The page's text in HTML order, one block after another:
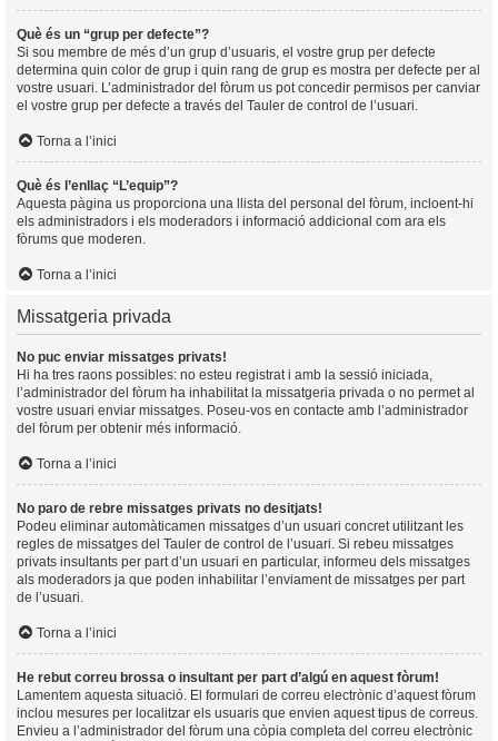
Què és un “grup per defecte”?
Si sou membre de més d’un grup d’usuaris, el vostre grup per defecte
determina quin color de grup i quin rang de grup es mostra per defecte per al
vostre usuari. L’administrador del fòrum us pot concedir permisos per canviar
el vostre grup per defecte a través del Tauler de control de l’usuari.
Torna a l’inici
Què és l’enllaç “L’equip”?
Aquesta pàgina us proporciona una llista del personal del fòrum, incloent-hi
els administradors i els moderadors i informació addicional com ara els
fòrums que moderen.
Torna a l’inici
Missatgeria privada
No puc enviar missatges privats!
Hi ha tres raons possibles: no esteu registrat i amb la sessió iniciada,
l’administrador del fòrum ha inhabilitat la missatgeria privada o no permet al
vostre usuari enviar missatges. Poseu-vos en contacte amb l’administrador
del fòrum per obtenir més informació.
Torna a l’inici
No paro de rebre missatges privats no desitjats!
Podeu eliminar automàticamen missatges d’un usuari concret utilitzant les
regles de missatges del Tauler de control de l’usuari. Si rebeu missatges
privats insultants per part d’un usuari en particular, informeu dels missatges
als moderadors ja que poden inhabilitar l’enviament de missatges per part
de l’usuari.
Torna a l’inici
He rebut correu brossa o insultant per part d’algú en aquest fòrum!
Lamentem aquesta situació. El formulari de correu electrònic d’aquest fòrum
inclou mesures per localitzar els usuaris que envien aquest tipus de correus.
Envieu a l’administrador del fòrum una còpia completa del correu electrònic